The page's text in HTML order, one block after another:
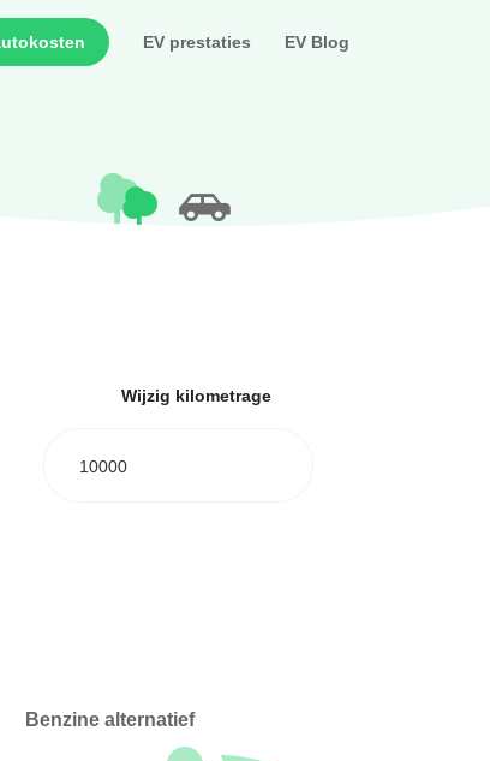
EV prestaties EV Blog
Wijzig kilometrage
10000
Benzine alternatief